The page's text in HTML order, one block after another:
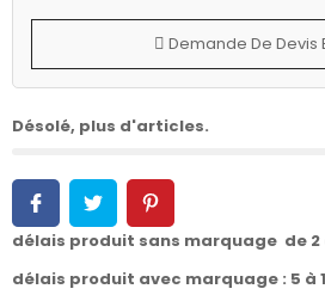
Demande De Devis
Désolé, plus d'articles.
délais produit sans marquage de 2
délais produit avec marquage : 5 à